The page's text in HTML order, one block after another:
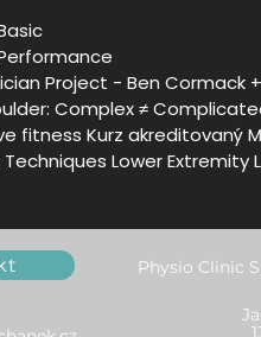
Project - Ben Cormack
Complex ≠
fitness Kurz akreditovaný
Lower Extremity
Physio Clinic